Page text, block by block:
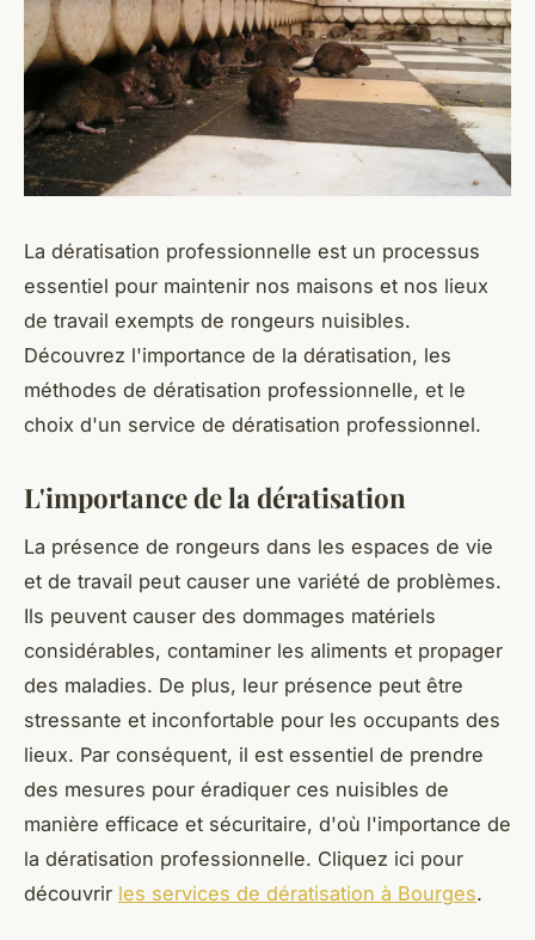
La dératisation professionnelle est un processus
essentiel pour maintenir nos maisons et nos lieux
de travail exempts de rongeurs nuisibles.
Découvrez l'importance de la dératisation, les
méthodes de dératisation professionnelle, et le
choix d'un service de dératisation professionnel.
L'importance de la dératisation
La présence de rongeurs dans les espaces de vie
et de travail peut causer une variété de problèmes.
Ils peuvent causer des dommages matériels
considérables, contaminer les aliments et propager
des maladies. De plus, leur présence peut être
stressante et inconfortable pour les occupants des
lieux. Par conséquent, il est essentiel de prendre
des mesures pour éradiquer ces nuisibles de
manière efficace et sécuritaire, d'où l'importance de
la dératisation professionnelle. Cliquez ici pour
découvrir les services de dératisation à Bourges.